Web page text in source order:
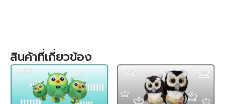
สินค้าที่เกี่ยวข้อง